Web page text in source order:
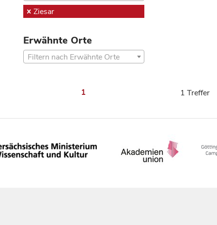
Ziesar
Erwähnte Orte
Filtern nach Erwähnte Orte
1 1 Treffer